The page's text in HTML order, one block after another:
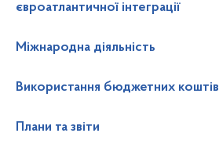
євроатлантичної інтеграції
Міжнародна діяльність
Використання бюджетних коштів
Плани та звіти